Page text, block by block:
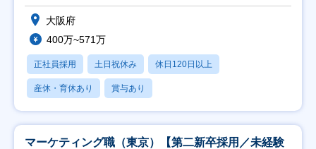
大阪府
400万~571万
正社員採用 土日祝休み 休日120日以上
産休・育休あり 賞与あり
マーケティング職（東京）【第二新卒採用／未経験